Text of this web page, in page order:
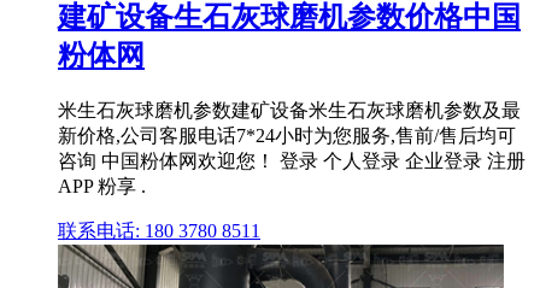
建矿设备生石灰球磨机参数价格中国
粉体网
米生石灰球磨机参数建矿设备米生石灰球磨机参数及最
新价格,公司客服电话7*24小时为您服务,售前/售后均可
咨询 中国粉体网欢迎您！ 登录 个人登录 企业登录 注册
APP 粉享 .
联系电话: 180 3780 8511